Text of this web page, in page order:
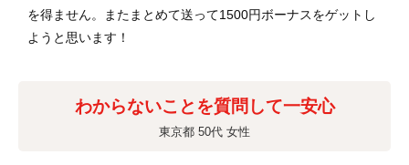
を得ません。またまとめて送って1500円ボーナスをゲットし
ようと思います！
わからないことを質問して一安心
東京都 50代 女性